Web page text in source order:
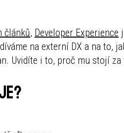
článků, Developer Experience
na externí DX a na to,
Uvidíte i to, proč mu stojí za